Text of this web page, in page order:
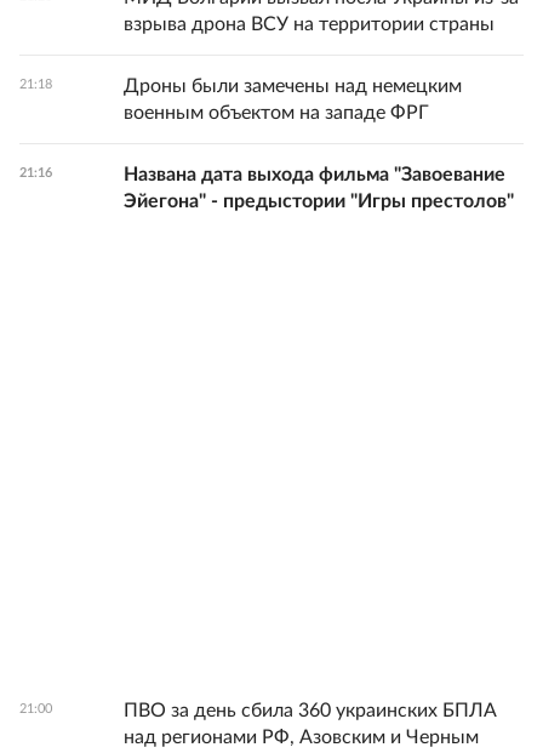
взрыва дрона ВСУ на территории страны
21:18
Дроны были замечены над немецким
военным объектом на западе ФРГ
21:16
Названа дата выхода фильма "Завоевание
Эйегона" - предыстории "Игры престолов"
21:00
ПВО за день сбила 360 украинских БПЛА
над регионами РФ, Азовским и Черным